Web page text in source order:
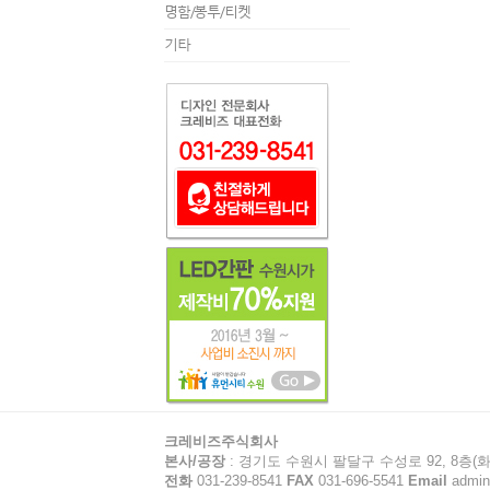
명함/봉투/티켓
기타
크레비즈주식회사
본사/공장 : 경기도 수원시 팔달구 수성로 92, 8층(
전화 031-239-8541 FAX 031-696-5541 Email